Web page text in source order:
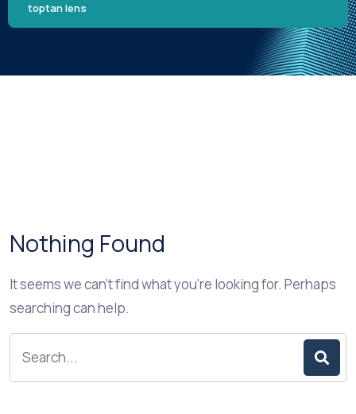
toptan lens
Nothing Found
It seems we can’t find what you’re looking for. Perhaps
searching can help.